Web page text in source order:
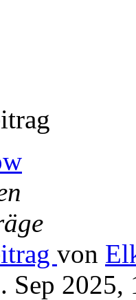
von
Sep 2025,